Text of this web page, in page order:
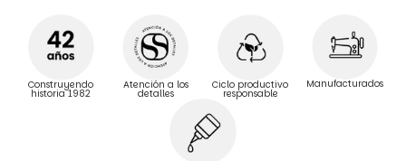
Construyendo
historia 1982
Atención a los
detalles
Ciclo productivo
responsable
Manufacturados